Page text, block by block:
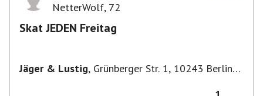
NetterWolf, 72
Skat JEDEN Freitag
Jäger & Lustig, Grünberger Str. 1, 10243 Berlin-